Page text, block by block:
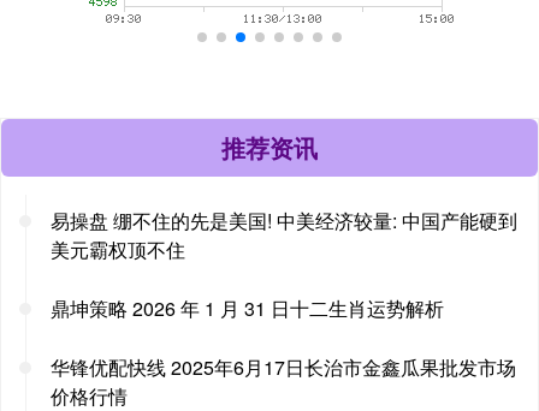
推荐资讯
易操盘 绷不住的先是美国! 中美经济较量: 中国产能硬到
美元霸权顶不住
鼎坤策略 2026 年 1 月 31 日十二生肖运势解析
华锋优配快线 2025年6月17日长治市金鑫瓜果批发市场
价格行情